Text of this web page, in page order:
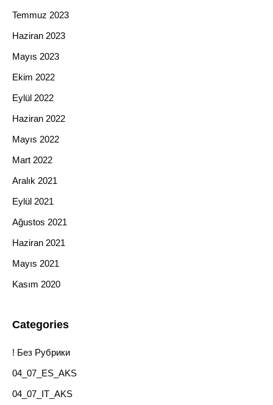
Temmuz 2023
Haziran 2023
Mayıs 2023
Ekim 2022
Eylül 2022
Haziran 2022
Mayıs 2022
Mart 2022
Aralık 2021
Eylül 2021
Ağustos 2021
Haziran 2021
Mayıs 2021
Kasım 2020
Categories
! Без Рубрики
04_07_ES_AKS
04_07_IT_AKS